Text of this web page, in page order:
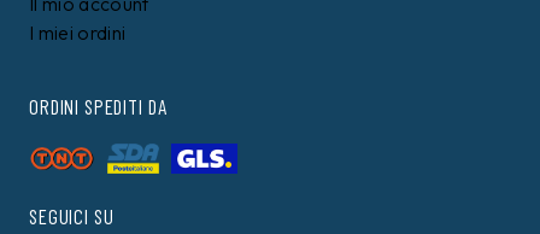
I miei ordini
ORDINI SPEDITI DA
SEGUICI SU